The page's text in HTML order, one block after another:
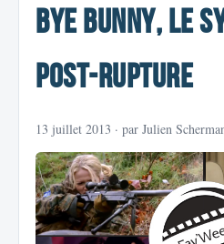
Bye Bunny, Le
Post-Rupture
13 juillet 2013 · par Julien